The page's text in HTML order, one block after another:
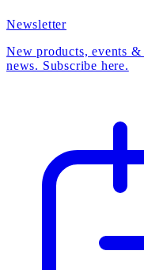
Newsletter
New products, events
news. Subscribe here.